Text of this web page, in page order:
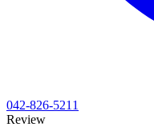
042-826-5211
Review